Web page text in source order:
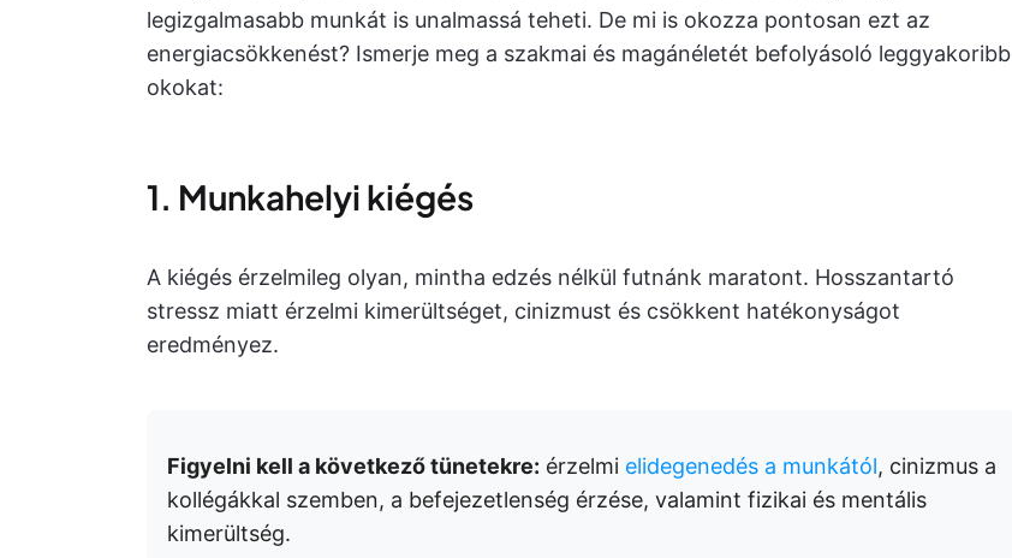
legizgalmasabb munkát is unalmassá teheti. De mi is okozza pontosan ezt az
energiacsökkenést? Ismerje meg a szakmai és magánéletét befolyásoló leggyakoribb
okokat:
1. Munkahelyi kiégés
A kiégés érzelmileg olyan, mintha edzés nélkül futnánk maratont. Hosszantartó
stressz miatt érzelmi kimerültséget, cinizmust és csökkent hatékonyságot
eredményez.
Figyelni kell a következő tünetekre: érzelmi elidegenedés a munkától, cinizmus a
kollégákkal szemben, a befejezetlenség érzése, valamint fizikai és mentális
kimerültség.